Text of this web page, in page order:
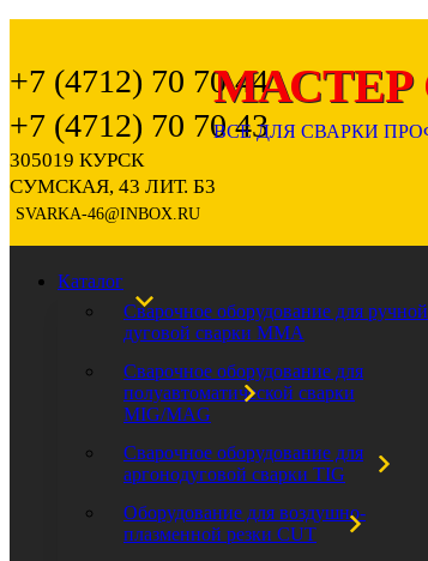
+7 (4712) 70 70 44
+7 (4712) 70 70 43
305019 КУРСК
СУМСКАЯ, 43 ЛИТ. Б3
SVARKA-46@INBOX.RU
Каталог
Сварочное оборудование для ручной
дуговой сварки ММА
Сварочное оборудование для
полуавтоматической сварки
MIG/MAG
Сварочное оборудование для
аргонодуговой сварки TIG
Оборудование для воздушно-
плазменной резки CUT